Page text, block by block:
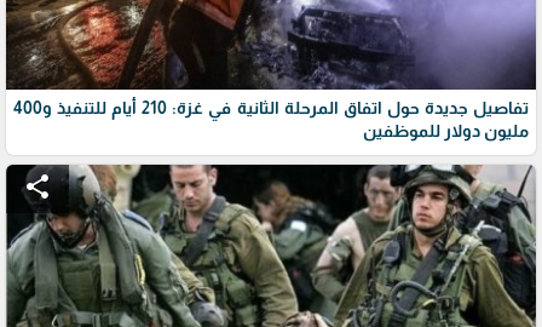
تفاصيل جديدة حول اتفاق المرحلة الثانية في غزة: 210 أيام للتنفيذ و400
مليون دولار للموظفين
share